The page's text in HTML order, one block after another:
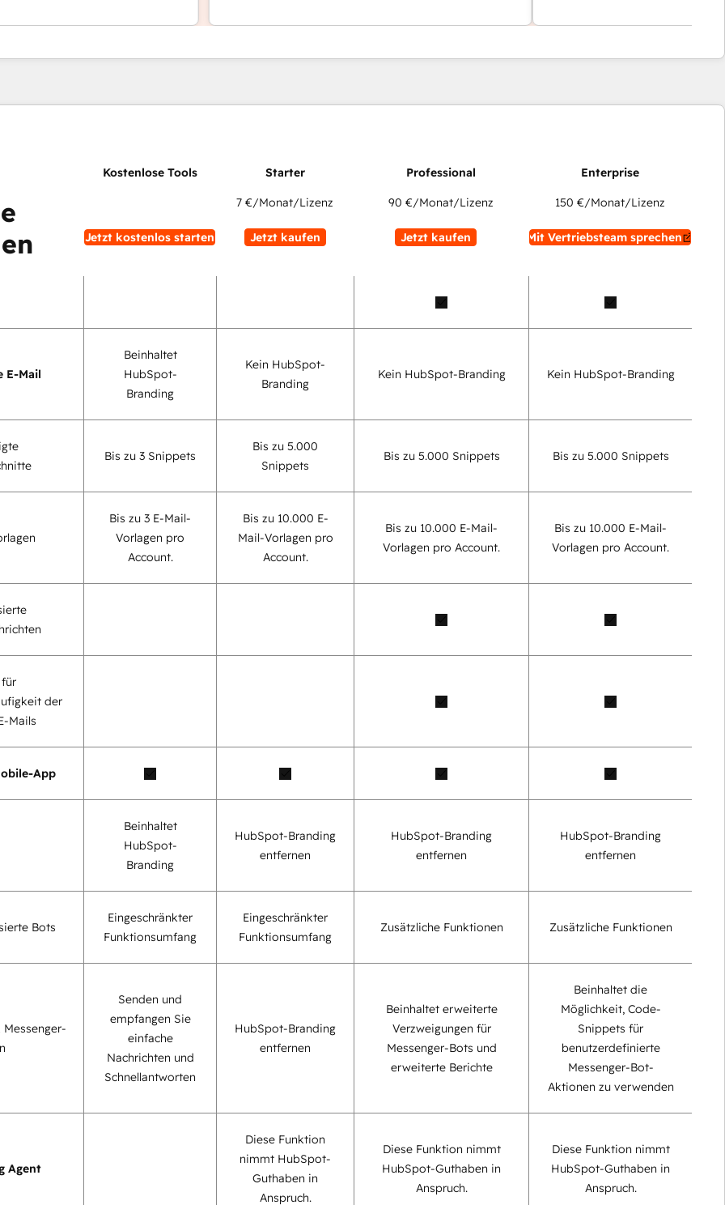
Jetzt kostenlos starten
7 €/Monat/Lizenz
Jetzt kaufen
90 €/Monat/Lizenz
Jetzt kaufen
150 €/Monat/Lizenz
Mit Vertriebsteam sprechen
E-Mail
Beinhaltet
HubSpot-
Branding
Kein HubSpot-
Branding
Kein HubSpot-Branding Kein HubSpot-Branding
Bis zu 3 Snippets
Bis zu 5.000
Snippets
Bis zu 5.000 Snippets Bis zu 5.000 Snippets
Bis zu 3 E-Mail-
Vorlagen pro
Account.
Bis zu 10.000 E-
Mail-Vorlagen pro
Account.
Bis zu 10.000 E-Mail-
Vorlagen pro Account.
Bis zu 10.000 E-Mail-
Vorlagen pro Account.
für
der
Mails
App
Beinhaltet
HubSpot-
Branding
HubSpot-Branding
entfernen
HubSpot-Branding
entfernen
HubSpot-Branding
entfernen
Bots
Eingeschränkter
Funktionsumfang
Eingeschränkter
Funktionsumfang
Zusätzliche Funktionen Zusätzliche Funktionen
Senden und
empfangen Sie
einfache
Nachrichten und
Schnellantworten
HubSpot-Branding
entfernen
Beinhaltet erweiterte
Verzweigungen für
Messenger-Bots und
erweiterte Berichte
Beinhaltet die
Möglichkeit, Code-
Snippets für
benutzerdefinierte
Messenger-Bot-
Aktionen zu verwenden
Agent
Diese Funktion
nimmt HubSpot-
Guthaben in
Anspruch.
Diese Funktion nimmt
HubSpot-Guthaben in
Anspruch.
Diese Funktion nimmt
HubSpot-Guthaben in
Anspruch.